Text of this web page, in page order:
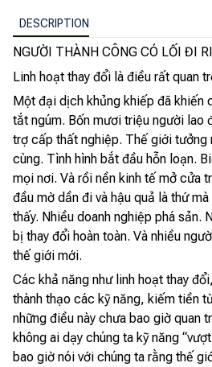
DESCRIPTION
NGƯỜI THÀNH CÔNG CÓ LỐI ĐI
Linh hoạt thay đổi là điều rất quan
Một đại dịch khủng khiếp đã khiến
tắt ngúm. Bốn mươi triệu người lao
trợ cấp thất nghiệp. Thế giới tưởng
cùng. Tình hình bắt đầu hỗn loạn.
mọi nơi. Và rồi nền kinh tế mở cửa
đầu mờ dần đi và hậu quả là thứ
thấy. Nhiều doanh nghiệp phá sản.
bị thay đổi hoàn toàn. Và nhiều
thế giới mới.
Các khả năng như linh hoạt thay
thành thạo các kỹ năng, kiếm tiền
những điều này chưa bao giờ quan
không ai dạy chúng ta kỹ năng
bao giờ nói với chúng ta rằng thế